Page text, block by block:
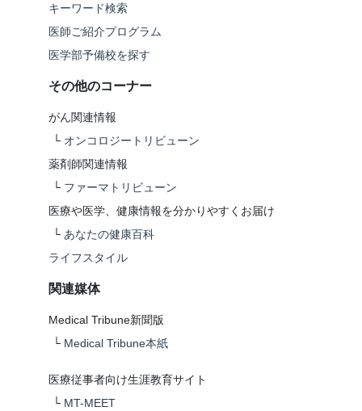
キーワード検索
医師ご紹介プログラム
医学部予備校を探す
その他のコーナー
がん関連情報
└ オンコロジートリビューン
薬剤師関連情報
└ ファーマトリビューン
医療や医学、健康情報を分かりやすくお届け
└ あなたの健康百科
ライフスタイル
関連媒体
Medical Tribune新聞版
└ Medical Tribune本紙
医療従事者向け生涯教育サイト
└ MT-MEET